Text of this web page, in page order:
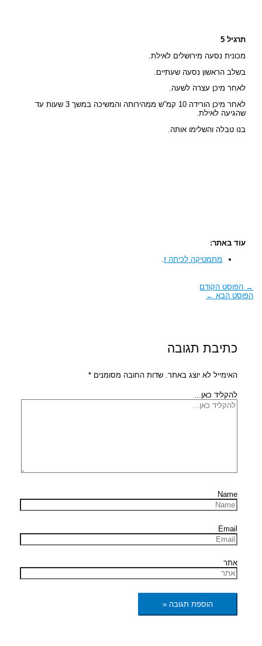
תרגיל 5
מכונית נסעה מירושלים לאילת.
בשלב הראשון נסעה שעתיים.
לאחר מיכן עצרה לשעה.
לאחר מיכן הורידה 10 קמ”ש ממהירותה והמשיכה במשך 3 שעות עד
שהגיעה לאילת.
בנו טבלה והשלימו אותה.
עוד באתר:
מתמטיקה לכיתה ז.
→ הפוסט הקודם
הפוסט הבא ←
כתיבת תגובה
האימייל לא יוצג באתר. שדות החובה מסומנים*
להקליד כאן...
Name
Email
אתר